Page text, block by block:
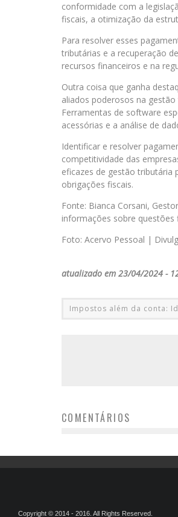
conformidade com a
fiscais, a otimização da
Para resolver esses
tributárias e a recuperação
recursos financeiros e na
Outra coisa que ganha
aliados poderosos na
Ferramentas de software
acessórias e a análise de
Identificar e resolver
competitividade das
eficazes de gestão tributária
obrigações fiscais.
Fonte: Bianca Corsani,
informações sobre questões
Foto: Acervo Pessoal |
atualizado em 23/04/2024 -
Impostos além da conta:
COMENTÁRIOS
Copyright © 2014 - 2016. All Rights Reserved.